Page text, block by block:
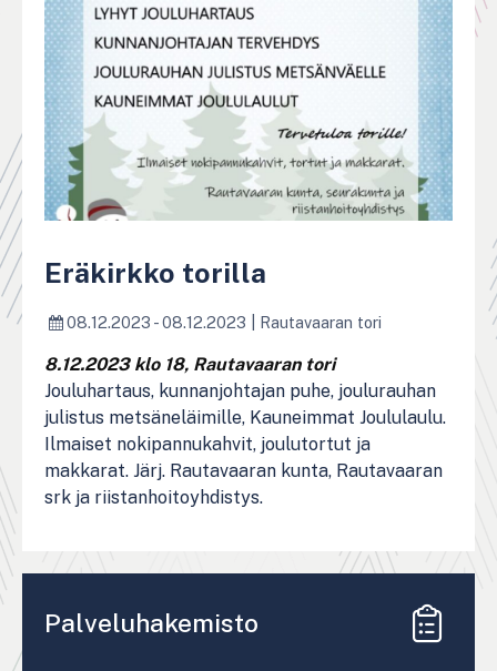
Eräkirkko torilla
08.12.2023 - 08.12.2023 Rautavaaran tori
8.12.2023 klo 18, Rautavaaran tori
Jouluhartaus, kunnanjohtajan puhe, joulurauhan
julistus metsäneläimille, Kauneimmat Joululaulu.
Ilmaiset nokipannukahvit, joulutortut ja
makkarat. Järj. Rautavaaran kunta, Rautavaaran
srk ja riistanhoitoyhdistys.
Palveluhakemisto